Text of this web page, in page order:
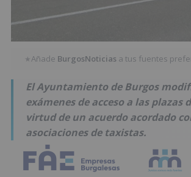
★Añade BurgosNoticias a tus fuentes
El Ayuntamiento de Burgos
exámenes de acceso a las plazas
virtud de un acuerdo acordado
asociaciones de taxistas.